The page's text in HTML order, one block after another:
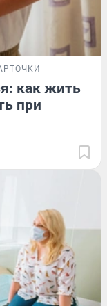
как жить
при